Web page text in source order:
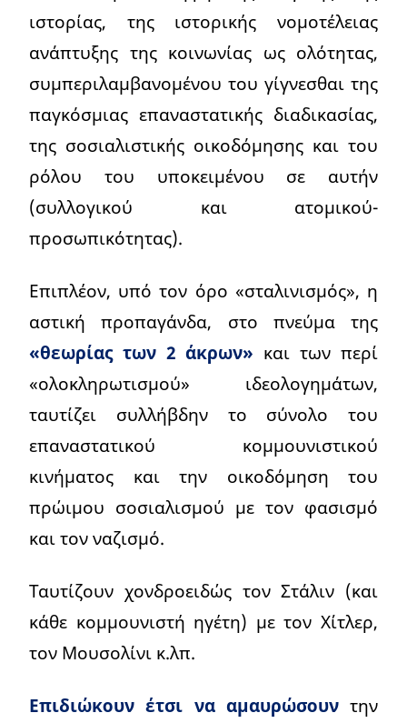
ιστορίας, της ιστορικής νομοτέλειας
ανάπτυξης της κοινωνίας ως ολότητας,
συμπεριλαμβανομένου του γίγνεσθαι της
παγκόσμιας επαναστατικής διαδικασίας,
της σοσιαλιστικής οικοδόμησης και του
ρόλου του υποκειμένου σε αυτήν
(συλλογικού και ατομικού-
προσωπικότητας).
Επιπλέον, υπό τον όρο «σταλινισμός», η
αστική προπαγάνδα, στο πνεύμα της
«θεωρίας των 2 άκρων» και των περί
«ολοκληρωτισμού» ιδεολογημάτων,
ταυτίζει συλλήβδην το σύνολο του
επαναστατικού κομμουνιστικού
κινήματος και την οικοδόμηση του
πρώιμου σοσιαλισμού με τον φασισμό
και τον ναζισμό.
Ταυτίζουν χονδροειδώς τον Στάλιν (και
κάθε κομμουνιστή ηγέτη) με τον Χίτλερ,
τον Μουσολίνι κ.λπ.
Επιδιώκουν έτσι να αμαυρώσουντην